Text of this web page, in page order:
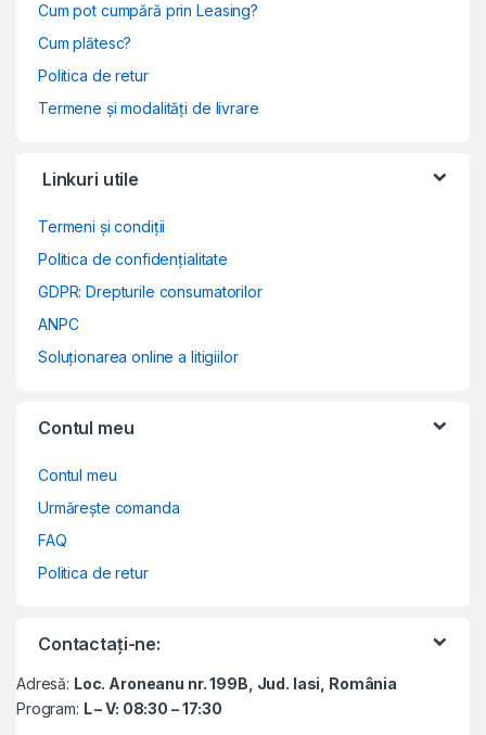
Cum pot cumpără prin Leasing?
Cum plătesc?
Politica de retur
Termene și modalități de livrare
Linkuri utile
Termeni și condiții
Politica de confidențialitate
GDPR: Drepturile consumatorilor
ANPC
Soluționarea online a litigiilor
Contul meu
Contul meu
Urmărește comanda
FAQ
Politica de retur
Contactați-ne:
Adresă: Loc. Aroneanu nr. 199B, Jud. Iasi, România
Program: L – V: 08:30 – 17:30